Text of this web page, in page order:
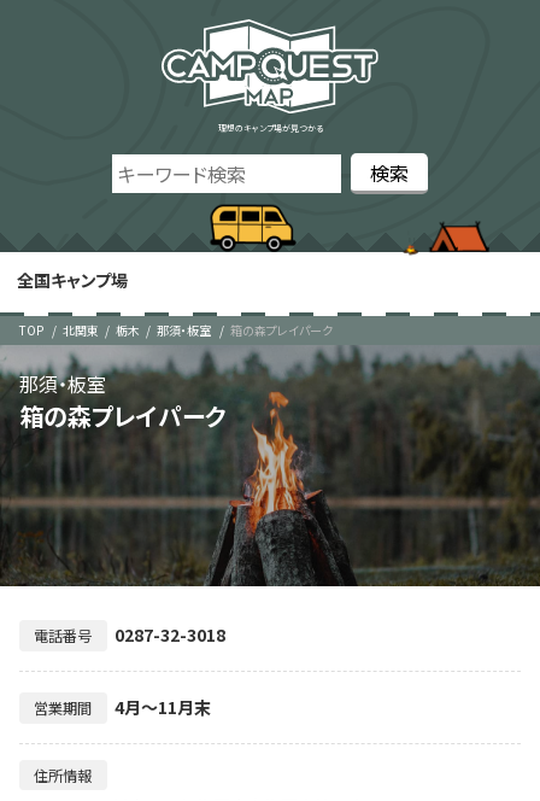
理想のキャンプ場が見つかる
全国キャンプ場
TOP 北関東 栃木 那須・板室 箱の森プレイパーク
箱の森プレイパーク
那須・板室
電話番号 0287-32-3018
営業期間 4月～11月末
住所情報